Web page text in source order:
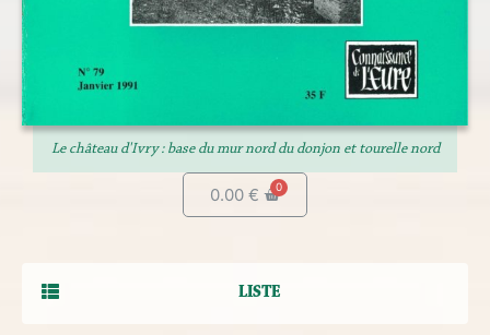
Le château d'Ivry : base du mur nord du donjon et tourelle nord
0.00 €
LISTE